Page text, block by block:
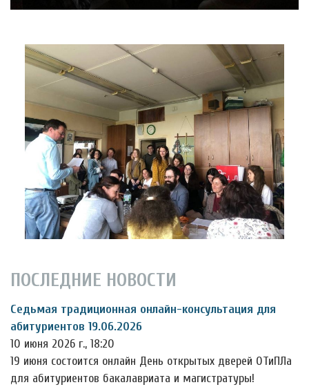
ПОСЛЕДНИЕ НОВОСТИ
Седьмая традиционная онлайн-консультация для
абитуриентов 19.06.2026
10 июня 2026 г., 18:20
19 июня состоится онлайн День открытых дверей ОТиПЛа
для абитуриентов бакалавриата и магистратуры!